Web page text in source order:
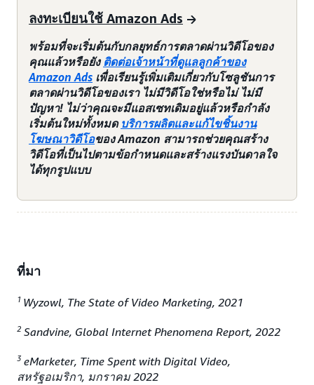
ลงทะเบียนใช้ Amazon Ads
พร้อมที่จะเริ่มต้นกับกลยุทธ์การตลาดผ่านวิดีโอของ
คุณแล้วหรือยัง ติดต่อเจ้าหน้าที่ดูแลลูกค้าของ
Amazon Ads เพื่อเรียนรู้เพิ่มเติมเกี่ยวกับโซลูชันการ
ตลาดผ่านวิดีโอของเรา ไม่มีวิดีโอใช่หรือไม่ ไม่มี
ปัญหา! ไม่ว่าคุณจะมีแอสเซทเดิมอยู่แล้วหรือกำลัง
เริ่มต้นใหม่ทั้งหมด บริการผลิตและแก้ไขชิ้นงาน
โฆษณาวิดีโอของ Amazon สามารถช่วยคุณสร้าง
วิดีโอที่เป็นไปตามข้อกำหนดและสร้างแรงบันดาลใจ
ได้ทุกรูปแบบ
ที่มา
1 Wyzowl, The State of Video Marketing, 2021
2 Sandvine, Global Internet Phenomena Report, 2022
3 eMarketer, Time Spent with Digital Video,
สหรัฐอเมริกา, มกราคม 2022